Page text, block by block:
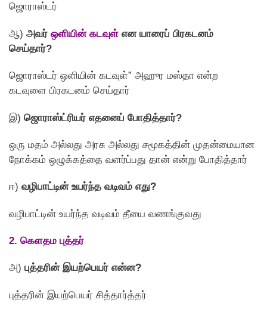
ஜொராஸ்டர்
ஆ) அவர் ஒளியின் கடவுள் என யாரைப் பிரகடனம்
செய்தார்?
ஜொராஸ்டர் ஒளியின் கடவுள்” அஹுர மஸ்தா என்ற
கடவுளை பிரகடனம் செய்தார்
இ) ஜொராஸ்ட்ரியர் எதனைப் போதித்தார்?
ஒரு மதம் அல்லது அரசு அல்லது சமூகத்தின் முதன்மையான
நோக்கம் ஒழுக்கத்தை வளர்ப்பது தான் என்று போதித்தார்
ஈ) வழிபாட்டின் உயர்ந்த வடிவம் எது?
வழிபாட்டின் உயர்ந்த வடிவம் தீயை வணங்குவது
2. கெளதம புத்தர்
அ) புத்தரின் இயற்பெயர் என்ன?
புத்தரின் இயற்பெயர் சித்தார்த்தர்